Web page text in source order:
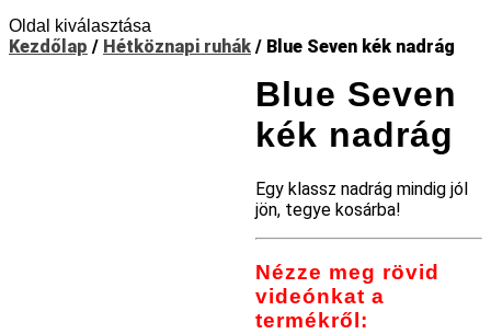
Oldal kiválasztása
Kezdőlap / Hétköznapi ruhák / Blue Seven kék nadrág
Blue Seven
kék nadrág
Egy klassz nadrág mindig jól
jön, tegye kosárba!
Nézze meg rövid
videónkat a
termékről: